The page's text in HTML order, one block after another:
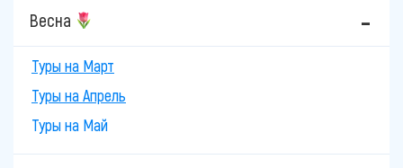
Весна
Туры на Март
Туры на Апрель
Туры на Май